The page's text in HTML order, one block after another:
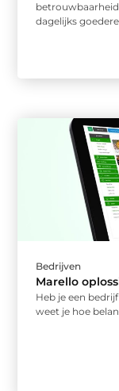
dagelijks
Bedrijven
Marello
Heb je een
weet je hoe